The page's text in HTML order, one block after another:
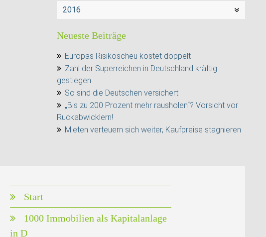
2016
Neueste Beiträge
Europas Risikoscheu kostet doppelt
Zahl der Superreichen in Deutschland kräftig
gestiegen
So sind die Deutschen versichert
„Bis zu 200 Prozent mehr rausholen“? Vorsicht vor
Rückabwicklern!
Mieten verteuern sich weiter, Kaufpreise stagnieren
Start
1000 Immobilien als Kapitalanlage
in D